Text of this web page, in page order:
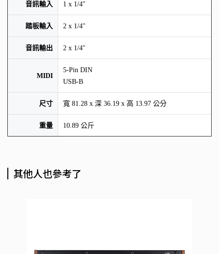
音訊輸入 1 x 1/4"
踏板輸入 2 x 1/4"
音訊輸出 2 x 1/4"
MIDI
5-Pin DIN
USB-B
尺寸 寬 81.28 x 深 36.19 x 高 13.97 公分
重量 10.89 公斤
其他人也參考了